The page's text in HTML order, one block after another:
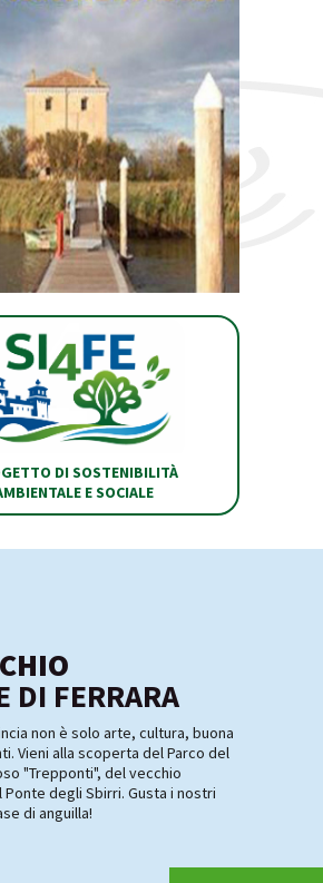
DI SOSTENIBILITÀ
E SOCIALE
DI FERRARA
non è solo arte, cultura, buona
Vieni alla scoperta del Parco del
"Trepponti", del vecchio
degli Sbirri. Gusta i nostri
di anguilla!